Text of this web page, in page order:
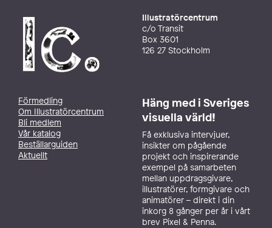
Illustratörcentrum
c/o Transit
Box 3601
126 27 Stockholm
Förmedling
Om Illustratörcentrum
Bli medlem
Vår katalog
Beställarguiden
Aktuellt
Häng med i Sveriges
visuella värld!
Få exklusiva intervjuer,
insikter om pågående
projekt och inspirerande
exempel på samarbeten
mellan uppdragsgivare,
illustratörer, formgivare och
animatörer – direkt i din
inkorg 8 gånger per år i vårt
brev Pixel & Penna.